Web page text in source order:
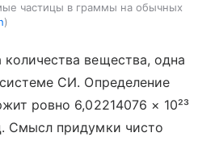
частицы в граммы на обычных
вещества, одна
СИ. Определение
ровно 6,02214076 × 10²³
Смысл придумки чисто